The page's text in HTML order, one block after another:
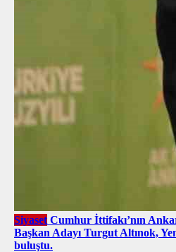
Siyaset Cumhur İttifakı’nın
Başkan Adayı Turgut Altınok,
buluştu.